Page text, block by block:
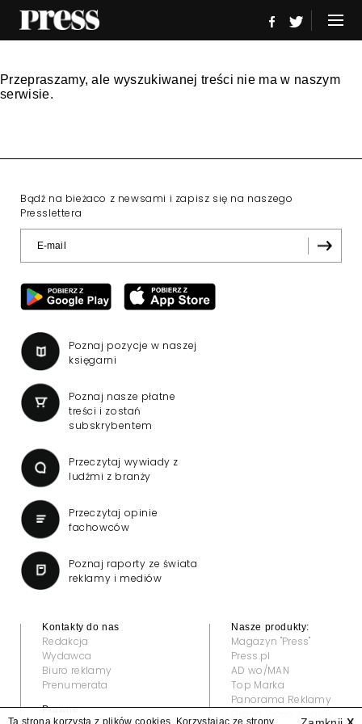
Przepraszamy, ale wyszukiwanej treści nie ma w naszym
serwisie.
Bądź na bieżaco z newsami i zapisz się na naszego
Presslettera
Poznaj pozycje w naszej
księgarni
Poznaj nasze płatne
treści i zostań
subskrybentem
Przeczytaj wywiady z
ludźmi z branży
Przeczytaj opinie
fachowców
Poznaj raporty ze świata
reklamy i mediów
Kontakty do nas
Redakcja
Wydawca
Biuro reklamy
Prenumerata
Prawne:
Nasze produkty:
Magazyn "Press"
Press.pl
AD wo/MAN
Top Marka
Panorama Reklamy
Ta strona korzysta z plików cookies. Korzystając ze strony